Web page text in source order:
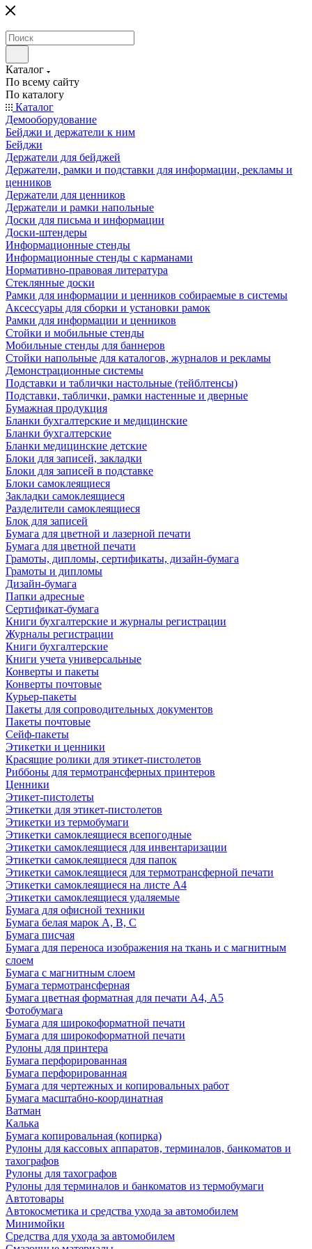
Каталог
По всему сайту
По каталогу
Каталог
Демооборудование
Бейджи и держатели к ним
Бейджи
Держатели для бейджей
Держатели, рамки и подставки для информации, рекламы и
ценников
Держатели для ценников
Держатели и рамки напольные
Доски для письма и информации
Доски-штендеры
Информационные стенды
Информационные стенды с карманами
Нормативно-правовая литература
Стеклянные доски
Рамки для информации и ценников собираемые в системы
Аксессуары для сборки и установки рамок
Рамки для информации и ценников
Стойки и мобильные стенды
Мобильные стенды для баннеров
Стойки напольные для каталогов, журналов и рекламы
Демонстрационные системы
Подставки и таблички настольные (тейблтенсы)
Подставки, таблички, рамки настенные и дверные
Бумажная продукция
Бланки бухгалтерские и медицинские
Бланки бухгалтерские
Бланки медицинские детские
Блоки для записей, закладки
Блоки для записей в подставке
Блоки самоклеящиеся
Закладки самоклеящиеся
Разделители самоклеящиеся
Блок для записей
Бумага для цветной и лазерной печати
Бумага для цветной печати
Грамоты, дипломы, сертификаты, дизайн-бумага
Грамоты и дипломы
Дизайн-бумага
Папки адресные
Сертификат-бумага
Книги бухгалтерские и журналы регистрации
Журналы регистрации
Книги бухгалтерские
Книги учета универсальные
Конверты и пакеты
Конверты почтовые
Курьер-пакеты
Пакеты для сопроводительных документов
Пакеты почтовые
Сейф-пакеты
Этикетки и ценники
Красящие ролики для этикет-пистолетов
Риббоны для термотрансферных принтеров
Ценники
Этикет-пистолеты
Этикетки для этикет-пистолетов
Этикетки из термобумаги
Этикетки самоклеящиеся всепогодные
Этикетки самоклеящиеся для инвентаризации
Этикетки самоклеящиеся для папок
Этикетки самоклеящиеся для термотрансферной печати
Этикетки самоклеящиеся на листе А4
Этикетки самоклеящиеся удаляемые
Бумага для офисной техники
Бумага белая марок А, В, С
Бумага писчая
Бумага для переноса изображения на ткань и с магнитным
слоем
Бумага с магнитным слоем
Бумага термотрансферная
Бумага цветная форматная для печати А4, А5
Фотобумага
Бумага для широкоформатной печати
Бумага для широкоформатной печати
Рулоны для принтера
Бумага перфорированная
Бумага перфорированная
Бумага для чертежных и копировальных работ
Бумага масштабно-координатная
Ватман
Калька
Бумага копировальная (копирка)
Рулоны для кассовых аппаратов, терминалов, банкоматов и
тахографов
Рулоны для тахографов
Рулоны для терминалов и банкоматов из термобумаги
Автотовары
Автокосметика и средства ухода за автомобилем
Минимойки
Средства для ухода за автомобилем